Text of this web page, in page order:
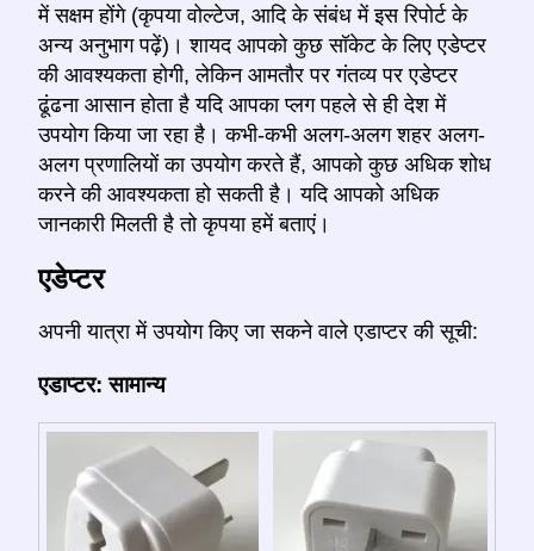
में सक्षम होंगे (कृपया वोल्टेज, आदि के संबंध में इस रिपोर्ट के
अन्य अनुभाग पढ़ें)। शायद आपको कुछ सॉकेट के लिए एडेप्टर
की आवश्यकता होगी, लेकिन आमतौर पर गंतव्य पर एडेप्टर
ढूंढना आसान होता है यदि आपका प्लग पहले से ही देश में
उपयोग किया जा रहा है। कभी-कभी अलग-अलग शहर अलग-
अलग प्रणालियों का उपयोग करते हैं, आपको कुछ अधिक शोध
करने की आवश्यकता हो सकती है। यदि आपको अधिक
जानकारी मिलती है तो कृपया हमें बताएं।
एडेप्टर
अपनी यात्रा में उपयोग किए जा सकने वाले एडाप्टर की सूची:
एडाप्टर: सामान्य